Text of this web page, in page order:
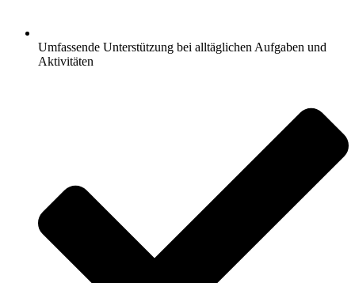
Umfassende Unterstützung bei alltäglichen Aufgaben und
Aktivitäten